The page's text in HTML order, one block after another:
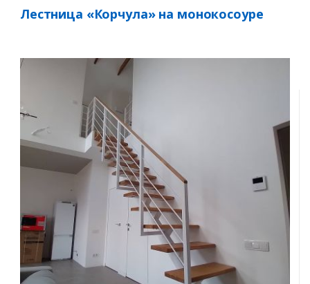
Лестница «Корчула» на монокосоуре